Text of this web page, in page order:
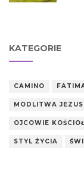
KATEGORIE
CAMINO
MODLITWA
OJCOWIE
STYL ŻYCIA